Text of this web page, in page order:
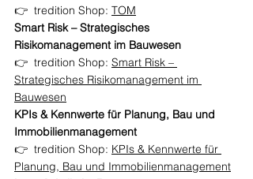
👉  tredition Shop: TOM
Smart Risk – Strategisches
Risikomanagement im Bauwesen
👉  tredition Shop: Smart Risk –
Strategisches Risikomanagement im
Bauwesen
KPIs & Kennwerte für Planung, Bau und
Immobilienmanagement
👉  tredition Shop: KPIs & Kennwerte für
Planung, Bau und Immobilienmanagement